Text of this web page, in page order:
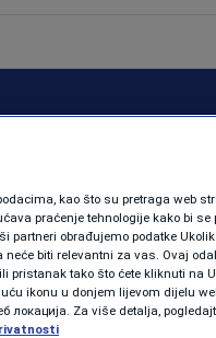
kao što su pretraga web
praćenje tehnologije kako bi se
obrađujemo podatke
biti relevantni za vas. Ovaj
pristanak tako što ćete kliknuti na
ikonu u donjem lijevom dijelu
Za više detalja,